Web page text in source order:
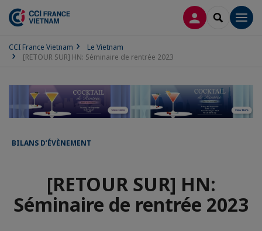
CONNEXION
CCI France Vietnam
Le Vietnam
[RETOUR SUR] HN: Séminaire de rentrée 2023
BILANS D’ÉVÈNEMENT
[RETOUR SUR] HN:
Séminaire de rentrée 2023